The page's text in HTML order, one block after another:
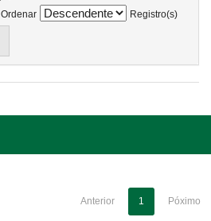
Ordenar
Registro(s)
Anterior 1 Póximo